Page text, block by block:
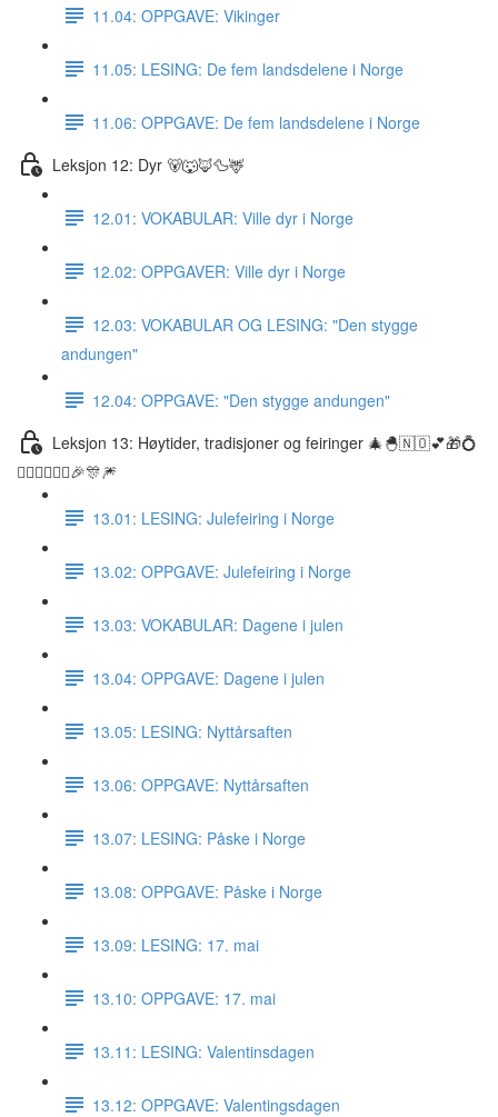
11.04: OPPGAVE: Vikinger
11.05: LESING: De fem landsdelene i Norge
11.06: OPPGAVE: De fem landsdelene i Norge
Leksjon 12: Dyr 🐻🐺🦊🦆🦌
12.01: VOKABULAR: Ville dyr i Norge
12.02: OPPGAVER: Ville dyr i Norge
12.03: VOKABULAR OG LESING: "Den stygge
andungen"
12.04: OPPGAVE: "Den stygge andungen"
Leksjon 13: Høytider, tradisjoner og feiringer 🎄🐣🇳🇴💕🎁💍
👰🏼‍♀️🤵🏽‍♂️🎉🎊🎆
13.01: LESING: Julefeiring i Norge
13.02: OPPGAVE: Julefeiring i Norge
13.03: VOKABULAR: Dagene i julen
13.04: OPPGAVE: Dagene i julen
13.05: LESING: Nyttårsaften
13.06: OPPGAVE: Nyttårsaften
13.07: LESING: Påske i Norge
13.08: OPPGAVE: Påske i Norge
13.09: LESING: 17. mai
13.10: OPPGAVE: 17. mai
13.11: LESING: Valentinsdagen
13.12: OPPGAVE: Valentingsdagen